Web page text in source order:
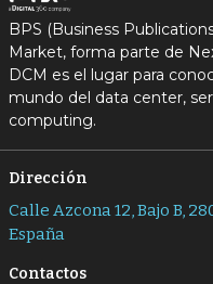
BPS (Business
Market, forma parte de
DCM es el lugar para
mundo del data center,
computing.
Dirección
Calle Azcona 12, Bajo B,
España
Contactos